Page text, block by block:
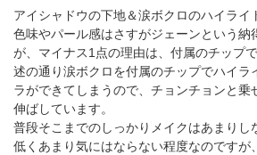
アイシャドウの下地＆涙ボクロのハイライ
色味やパール感はさすがジェーンという納
が、マイナス1点の理由は、付属のチップ
述の通り涙ボクロを付属のチップでハイラ
ラができてしまうので、チョンチョンと乗
伸ばしています。
普段そこまでのしっかりメイクはあまりし
低くあまり気にはならない程度なのですが